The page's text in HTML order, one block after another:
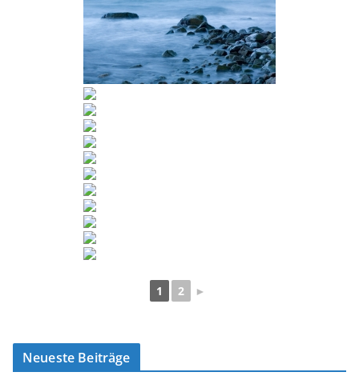
1 2 ►
Neueste Beiträge